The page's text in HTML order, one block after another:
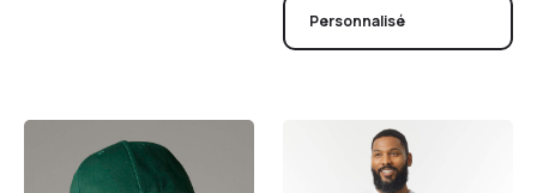
Personnalisé